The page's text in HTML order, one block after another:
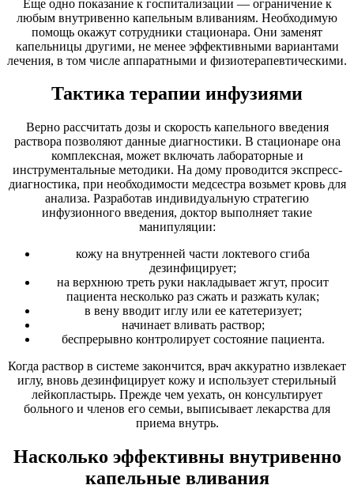
Еще одно показание к госпитализации — ограничение к
любым внутривенно капельным вливаниям. Необходимую
помощь окажут сотрудники стационара. Они заменят
капельницы другими, не менее эффективными вариантами
лечения, в том числе аппаратными и физиотерапевтическими.
Тактика терапии инфузиями
Верно рассчитать дозы и скорость капельного введения
раствора позволяют данные диагностики. В стационаре она
комплексная, может включать лабораторные и
инструментальные методики. На дому проводится экспресс-
диагностика, при необходимости медсестра возьмет кровь для
анализа. Разработав индивидуальную стратегию
инфузионного введения, доктор выполняет такие
манипуляции:
кожу на внутренней части локтевого сгиба
дезинфицирует;
на верхнюю треть руки накладывает жгут, просит
пациента несколько раз сжать и разжать кулак;
в вену вводит иглу или ее катетеризует;
начинает вливать раствор;
беспрерывно контролирует состояние пациента.
Когда раствор в системе закончится, врач аккуратно извлекает
иглу, вновь дезинфицирует кожу и использует стерильный
лейкопластырь. Прежде чем уехать, он консультирует
больного и членов его семьи, выписывает лекарства для
приема внутрь.
Насколько эффективны внутривенно
капельные вливания